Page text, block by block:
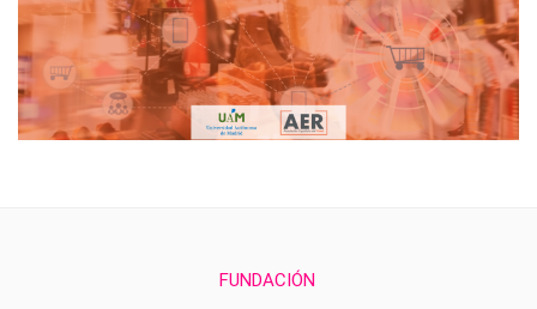
FUNDACIÓN